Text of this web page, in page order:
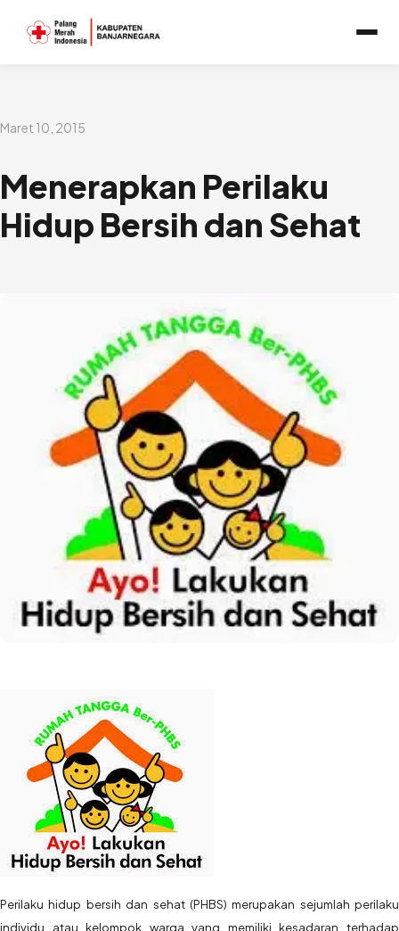
Maret 10, 2015
Menerapkan Perilaku
Hidup Bersih dan Sehat
Perilaku hidup bersih dan sehat (PHBS) merupakan sejumlah perilaku
individu atau kelompok warga yang memiliki kesadaran terhadap